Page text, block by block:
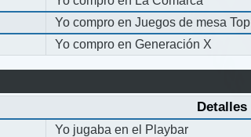
Yo compro en Juegos de mesa Top
Yo compro en Generación X
Detalles
Yo jugaba en el Playbar